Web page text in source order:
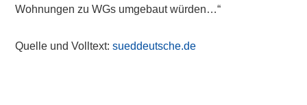
Wohnungen zu WGs umgebaut würden…“
Quelle und Volltext:sueddeutsche.de